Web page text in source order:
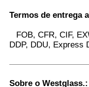
Termos de entrega
FOB, CFR, CIF,
DDP, DDU, Express
Sobre o Westglass.: